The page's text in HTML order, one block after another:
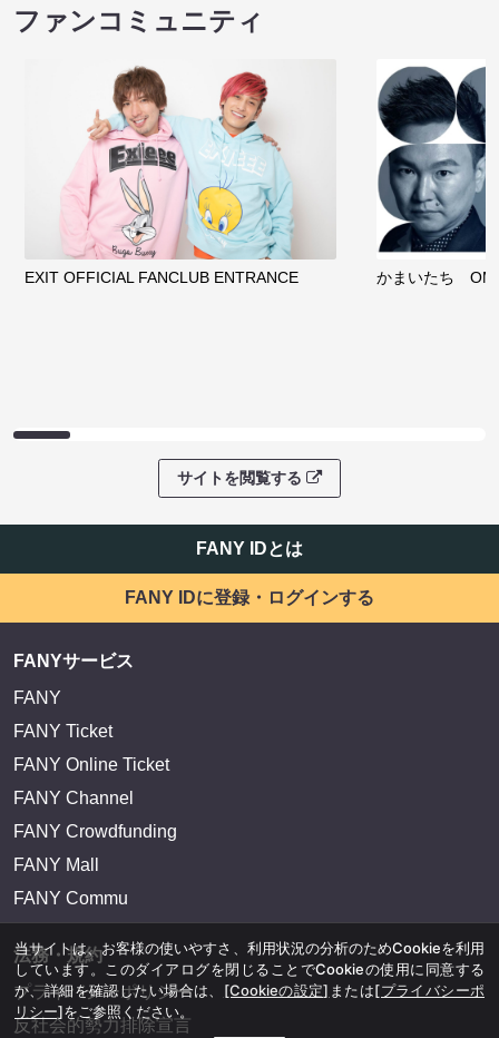
ファンコミュニティ
EXIT OFFICIAL FANCLUB ENTRANCE かまいたち
サイトを閲覧する
FANY IDとは
FANY IDに登録・ログインする
FANYサービス
FANY
FANY Ticket
FANY Online Ticket
FANY Channel
FANY Crowdfunding
FANY Mall
FANY Commu
法務・規約
プライバシーポリシー
反社会的勢力排除宣言
当サイトは、お客様の使いやすさ、利用状況の分析のためCookieを利用
しています。このダイアログを閉じることでCookieの使用に同意する
か、詳細を確認したい場合は、 [Cookieの設定] または[プライバシーポ
リシー]をご参照ください。